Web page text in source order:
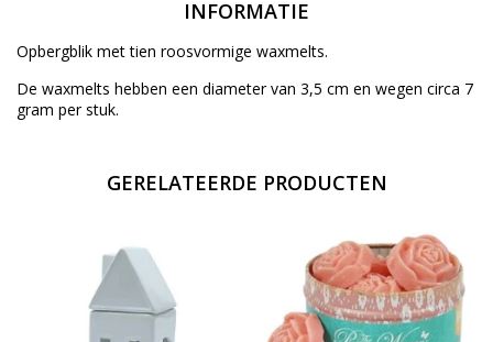
INFORMATIE
Opbergblik met tien roosvormige waxmelts.
De waxmelts hebben een diameter van 3,5 cm en wegen circa 7
gram per stuk.
GERELATEERDE PRODUCTEN